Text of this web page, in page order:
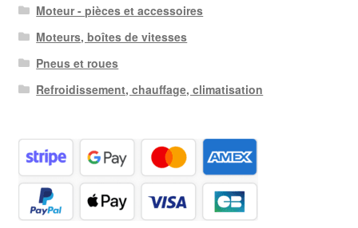
Moteur - pièces et accessoires
Moteurs, boîtes de vitesses
Pneus et roues
Refroidissement, chauffage, climatisation